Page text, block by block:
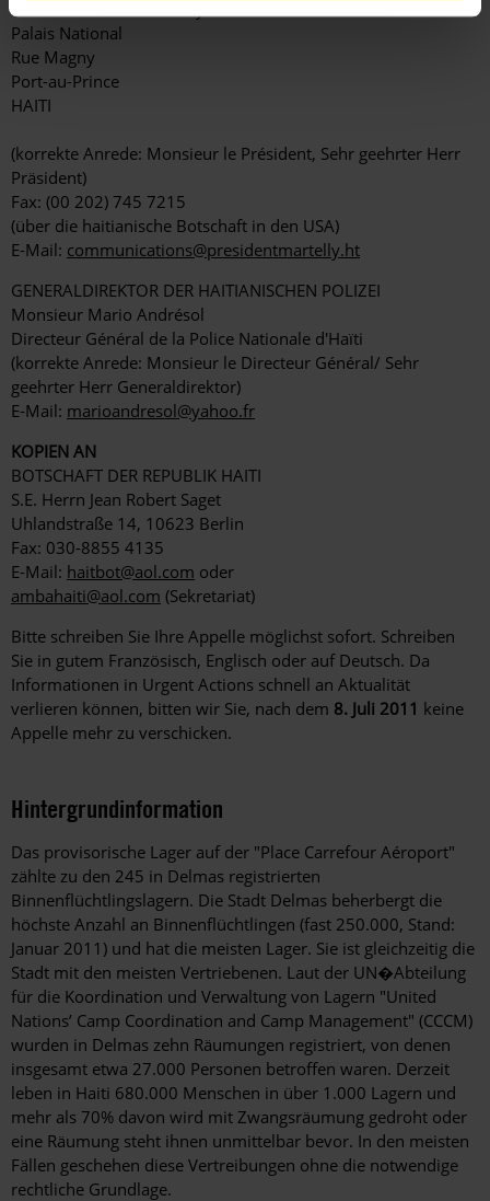
Palais National
Rue Magny
Port-au-Prince
HAITI
(korrekte Anrede: Monsieur le Président, Sehr geehrter Herr
Präsident)
Fax: (00 202) 745 7215
(über die haitianische Botschaft in den USA)
E-Mail: communications@presidentmartelly.ht
GENERALDIREKTOR DER HAITIANISCHEN POLIZEI
Monsieur Mario Andrésol
Directeur Général de la Police Nationale d'Haïti
(korrekte Anrede: Monsieur le Directeur Général/ Sehr
geehrter Herr Generaldirektor)
E-Mail: marioandresol@yahoo.fr
KOPIEN AN
BOTSCHAFT DER REPUBLIK HAITI
S.E. Herrn Jean Robert Saget
Uhlandstraße 14, 10623 Berlin
Fax: 030-8855 4135
E-Mail: haitbot@aol.com oder
ambahaiti@aol.com (Sekretariat)
Bitte schreiben Sie Ihre Appelle möglichst sofort. Schreiben
Sie in gutem Französisch, Englisch oder auf Deutsch. Da
Informationen in Urgent Actions schnell an Aktualität
verlieren können, bitten wir Sie, nach dem 8. Juli 2011 keine
Appelle mehr zu verschicken.
Hintergrundinformation
Hintergrund
Das provisorische Lager auf der "Place Carrefour Aéroport"
zählte zu den 245 in Delmas registrierten
Binnenflüchtlingslagern. Die Stadt Delmas beherbergt die
höchste Anzahl an Binnenflüchtlingen (fast 250.000, Stand:
Januar 2011) und hat die meisten Lager. Sie ist gleichzeitig die
Stadt mit den meisten Vertriebenen. Laut der UN�Abteilung
für die Koordination und Verwaltung von Lagern "United
Nations’ Camp Coordination and Camp Management" (CCCM)
wurden in Delmas zehn Räumungen registriert, von denen
insgesamt etwa 27.000 Personen betroffen waren. Derzeit
leben in Haiti 680.000 Menschen in über 1.000 Lagern und
mehr als 70% davon wird mit Zwangsräumung gedroht oder
eine Räumung steht ihnen unmittelbar bevor. In den meisten
Fällen geschehen diese Vertreibungen ohne die notwendige
rechtliche Grundlage.